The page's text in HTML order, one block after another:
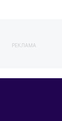
РЕКЛАМА